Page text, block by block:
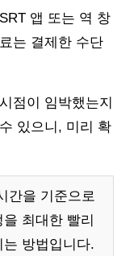
앱 또는 역 창
는 결제한 수단
점이 임박했는지
있으니, 미리 확
간을 기준으로
최대한 빨리
방법입니다.